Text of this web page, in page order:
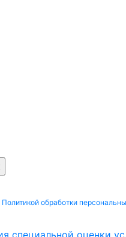
Политикой обработки
специальной оценки